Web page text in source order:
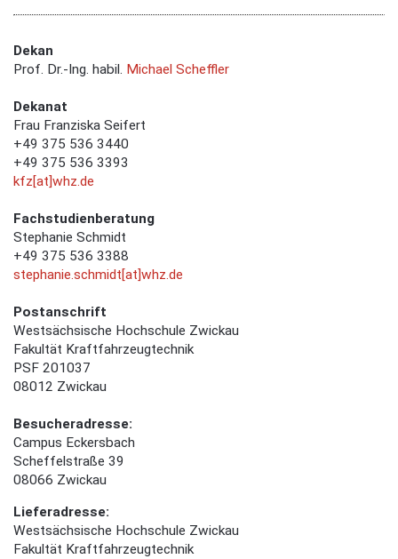
Dekan
Prof. Dr.-Ing. habil. Michael Scheffler
Dekanat
Frau Franziska Seifert
+49 375 536 3440
+49 375 536 3393
kfz[at]whz.de
Fachstudienberatung
Stephanie Schmidt
+49 375 536 3388
stephanie.schmidt[at]whz.de
Postanschrift
Westsächsische Hochschule Zwickau
Fakultät Kraftfahrzeugtechnik
PSF 201037
08012 Zwickau
Besucheradresse:
Campus Eckersbach
Scheffelstraße 39
08066 Zwickau
Lieferadresse:
Westsächsische Hochschule Zwickau
Fakultät Kraftfahrzeugtechnik